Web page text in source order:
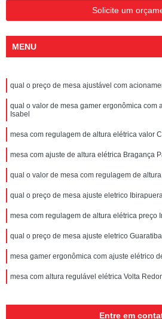
Solicite um
MENU
qual o preço de mesa ajustável com
qual o valor de mesa gamer ergonômica com
Isabel
mesa com regulagem de altura elétrica valor
mesa com ajuste de altura elétrica Bragança
qual o valor de mesa com regulagem de
qual o preço de mesa ajuste eletrico
mesa com regulagem de altura elétrica preço
qual o preço de mesa ajuste eletrico Guaratiba
mesa gamer ergonômica com ajuste elétrico
mesa com altura regulável elétrica Volta
Entre em